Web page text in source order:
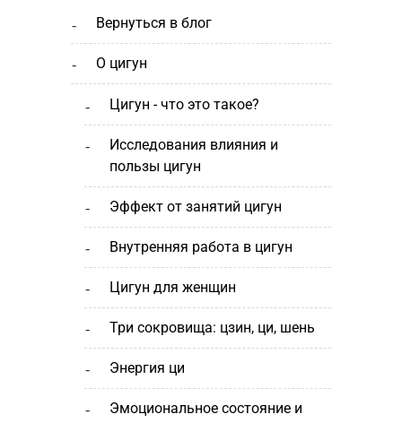
вернуться в блог
о цигун
цигун - что это такое?
исследования влияния и
пользы цигун
эффект от занятий цигун
внутренняя работа в цигун
цигун для женщин
три сокровища: цзин, ци, шень
энергия ци
эмоциональное состояние и